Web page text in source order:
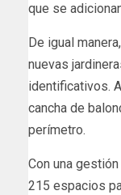
que se
De igual
nuevas
identificativos.
cancha de
perímetro.
Con una
215 espacios